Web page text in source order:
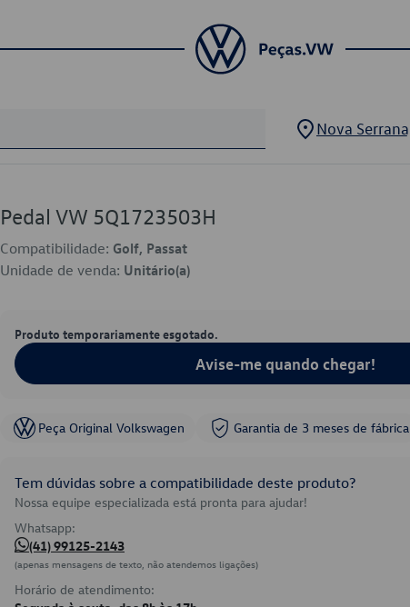
Nova Serrana
Pedal VW 5Q1723503H
Compatibilidade: Golf, Passat
Unidade de venda: Unitário(a)
Produto temporariamente esgotado.
Avise-me quando chegar!
Peça Original Volkswagen Garantia de 3 meses de fábrica
Tem dúvidas sobre a compatibilidade deste produto?
Nossa equipe especializada está pronta para ajudar!
Whatsapp:
(41) 99125-2143
(apenas mensagens de texto, não atendemos ligações)
Horário de atendimento: